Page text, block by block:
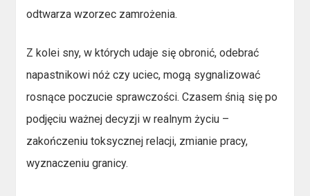
odtwarza wzorzec zamrożenia.
Z kolei sny, w których udaje się obronić, odebrać
napastnikowi nóż czy uciec, mogą sygnalizować
rosnące poczucie sprawczości. Czasem śnią się po
podjęciu ważnej decyzji w realnym życiu –
zakończeniu toksycznej relacji, zmianie pracy,
wyznaczeniu granicy.